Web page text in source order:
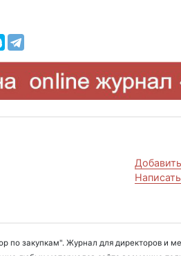
по закупкам". Журнал для директоров и